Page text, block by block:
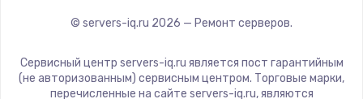
© servers-iq.ru 2026 — Ремонт серверов.
Сервисный центр servers-iq.ru является пост гарантийным
(не авторизованным) сервисным центром. Торговые марки,
перечисленные на сайте servers-iq.ru, являются